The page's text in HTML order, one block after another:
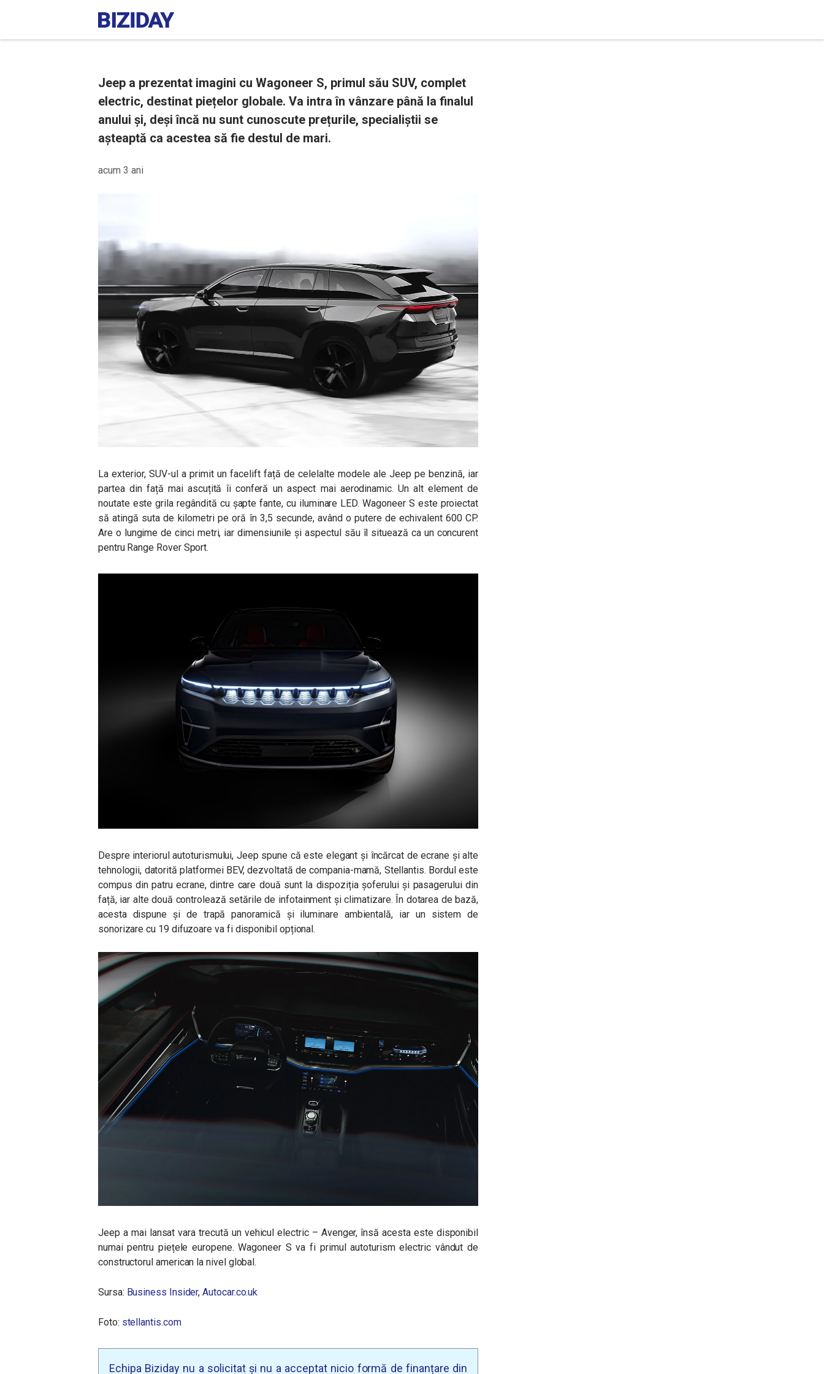
Jeep a prezentat imagini cu Wagoneer S, primul său SUV, complet
electric, destinat piețelor globale. Va intra în vânzare până la finalul
anului și, deși încă nu sunt cunoscute prețurile, specialiștii se
așteaptă ca acestea să fie destul de mari.
acum 3 ani
La exterior, SUV-ul a primit un facelift față de celelalte modele ale Jeep pe benzină, iar
partea din față mai ascuțită îi conferă un aspect mai aerodinamic. Un alt element de
noutate este grila regândită cu șapte fante, cu iluminare LED. Wagoneer S este proiectat
să atingă suta de kilometri pe oră în 3,5 secunde, având o putere de echivalent 600 CP.
Are o lungime de cinci metri, iar dimensiunile și aspectul său îl situează ca un concurent
pentru Range Rover Sport.
Despre interiorul autoturismului, Jeep spune că este elegant și încărcat de ecrane și alte
tehnologii, datorită platformei BEV, dezvoltată de compania-mamă, Stellantis. Bordul este
compus din patru ecrane, dintre care două sunt la dispoziția șoferului și pasagerului din
față, iar alte două controlează setările de infotainment și climatizare. În dotarea de bază,
acesta dispune și de trapă panoramică și iluminare ambientală, iar un sistem de
sonorizare cu 19 difuzoare va fi disponibil opțional.
Jeep a mai lansat vara trecută un vehicul electric – Avenger, însă acesta este disponibil
numai pentru piețele europene. Wagoneer S va fi primul autoturism electric vândut de
constructorul american la nivel global.
Sursa: Business Insider,Autocar.co.uk
Foto: stellantis.com
Echipa Biziday nu a solicitat și nu a acceptat nicio formă de finanțare din